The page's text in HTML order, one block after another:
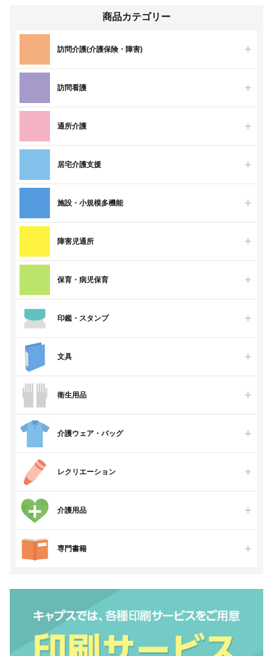
商品カテゴリー
訪問介護(介護保険・障害)
訪問看護
通所介護
居宅介護支援
施設・小規模多機能
障害児通所
保育・病児保育
印鑑・スタンプ
文具
衛生用品
介護ウェア・バッグ
レクリエーション
介護用品
専門書籍